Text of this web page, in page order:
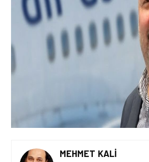
MEHMET KALI